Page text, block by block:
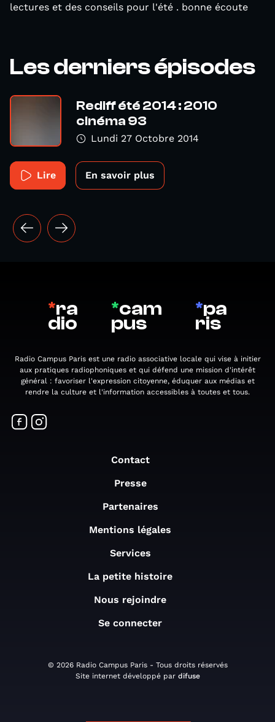
lectures et des conseils pour l'été . bonne écoute
Les derniers épisodes
Rediff été 2014 : 2010
cinéma 93
Lundi 27 Octobre 2014
Lire En savoir plus
*ra
dio
*cam
pus
*pa
ris
Radio Campus Paris est une radio associative locale qui vise à initier
aux pratiques radiophoniques et qui défend une mission d'intérêt
général : favoriser l'expression citoyenne, éduquer aux médias et
rendre la culture et l'information accessibles à toutes et tous.
Contact
Presse
Partenaires
Mentions légales
Services
La petite histoire
Nous rejoindre
Se connecter
© 2026 Radio Campus Paris - Tous droits réservés
Site internet développé par difuse